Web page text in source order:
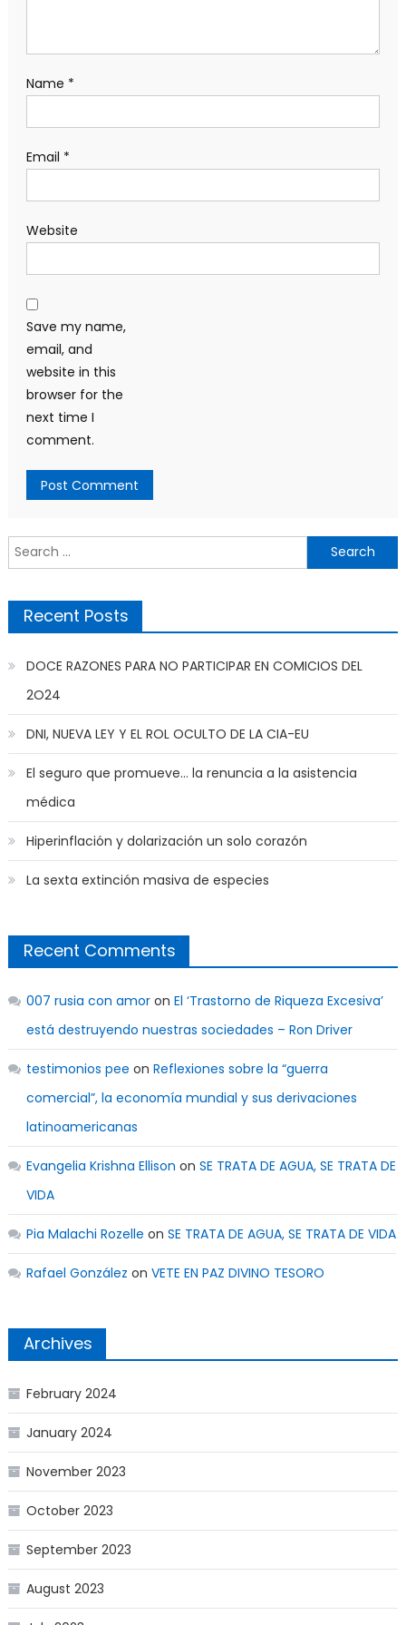
Name *
Email *
Website
Save my name,
email, and
website in this
browser for the
next time I
comment.
Search
for:
Recent Posts
DOCE RAZONES PARA NO PARTICIPAR EN COMICIOS DEL
2O24
DNI, NUEVA LEY Y EL ROL OCULTO DE LA CIA-EU
El seguro que promueve… la renuncia a la asistencia
médica
Hiperinflación y dolarización un solo corazón
La sexta extinción masiva de especies
Recent Comments
007 rusia con amoron El ‘Trastorno de Riqueza Excesiva’
está destruyendo nuestras sociedades – Ron Driver
testimonios pee on Reflexiones sobre la “guerra
comercial”, la economía mundial y sus derivaciones
latinoamericanas
Evangelia Krishna Ellison on SE TRATA DE AGUA, SE TRATA DE
VIDA
Pia Malachi Rozelle on SE TRATA DE AGUA, SE TRATA DE VIDA
Rafael González on VETE EN PAZ DIVINO TESORO
Archives
February 2024
January 2024
November 2023
October 2023
September 2023
August 2023